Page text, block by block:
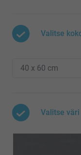
Valitse
Valitse väri